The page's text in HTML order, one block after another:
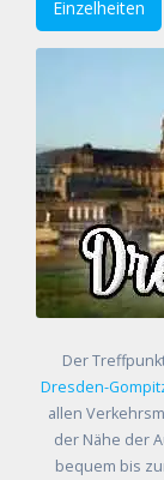
Einzelheiten
Der
Dresden-
allen
der Nähe der
bequem bis zur